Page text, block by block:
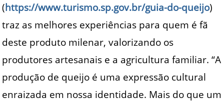
(https://www.turismo.sp.gov.br/guia-do-queijo)
traz as melhores experiências para quem é fã
deste produto milenar, valorizando os
produtores artesanais e a agricultura familiar. “A
produção de queijo é uma expressão cultural
enraizada em nossa identidade. Mais do que um